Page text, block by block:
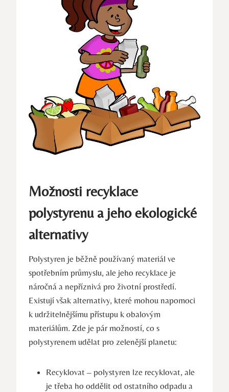
Možnosti recyklace
polystyrenu a jeho ekologické
alternativy
Polystyren je běžně používaný materiál ve
spotřebním průmyslu, ale jeho recyklace je
náročná a nepříznivá pro životní prostředí.
Existují však alternativy, které mohou napomoci
k udržitelnějšímu přístupu k obalovým
materiálům. Zde je pár možností, co s
polystyrenem udělat pro zelenější planetu:
Recyklovat – polystyren lze recyklovat, ale
je třeba ho oddělit od ostatního odpadu a